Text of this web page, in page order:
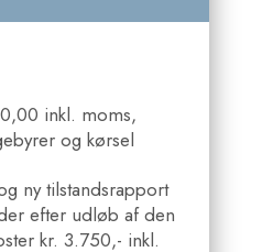
inkl. moms,
og kørsel
ny tilstandsrapport
efter udløb af den
kr. 3.750,- inkl.